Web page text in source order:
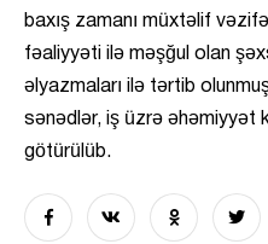
baxış zamanı müxtəlif
fəaliyyəti ilə məşğul olan
əlyazmaları ilə tərtib
sənədlər, iş üzrə əhəmiyyət
götürülüb.